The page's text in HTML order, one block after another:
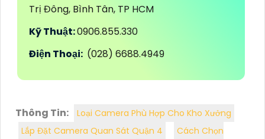
Trị Đông, Bình Tân, TP HCM
Kỹ Thuật:0906.855.330
Điện Thoại: (028) 6688.4949
Thông Tin:
Loại Camera Phù Hợp Cho Kho Xưởng
Lắp Đặt Camera Quan Sát Quận 4
Cách Chọn